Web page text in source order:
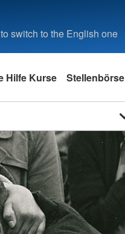
switch to the English one
Hilfe Kurse Stellenbörse